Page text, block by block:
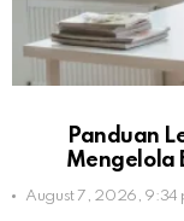
Panduan
Mengelola
August 7, 2026, 9:34